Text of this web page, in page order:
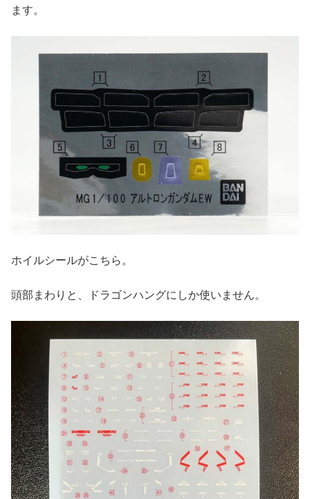
ます。
ホイルシールがこちら。
頭部まわりと、ドラゴンハングにしか使いません。